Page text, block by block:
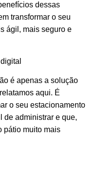
dessas
transformar o seu
ágil, mais seguro e
é apenas a solução
aqui. É
o seu estacionamento
de administrar e que,
pátio muito mais